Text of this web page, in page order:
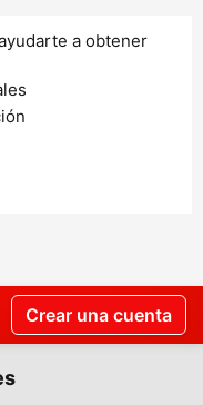
a obtener
Crear una cuenta